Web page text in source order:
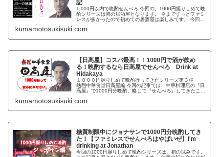
記
1,000円以内で晩酌せんべろ 今回の、1000円握りしめて晩
酌シリーズは初の居酒屋となります。 今までずっとファミ
レスが多かったので初めての居酒屋は楽しみです。 今回
情報で行くことになりました。 アツシさんのブログ［グリ
スブックで連絡を取り合い、一緒に行く流れとなりまし
kumamotosukisuki.com
【日高屋】コスパ最高！！1000円で酒が飲め
る！晩酌するなら日高屋でせんべろ Drink at
Hidakaya
１０００円握りしめて晩酌行ってきたシリーズ第３弾
熱烈中華食堂日高屋編 今回の記事では、中華料理店の『日
高屋』で1000円分晩酌、略して『せんべろ』してきたこと
酌シリーズは一番気合の入る取材（飲みたいだけ）になり
烈中華食堂日高屋』に行ってきました。 知ってまし
名に。 ふつーに日高屋って思ってませんでした？ 回転寿
司の『くら寿司』に実は”無添”が付くくらい知りませんで
したよね？？？ 『無添くら寿司』だそうな。
kumamotosukisuki.com
糖質制限中にジョナサンで1000円分晩酌してき
た！【ファミレスでせんべろはやばいぜ】I'm
drinking at Jonathan
今回の1000円握りしめて晩酌シリーズは、初の試みです。